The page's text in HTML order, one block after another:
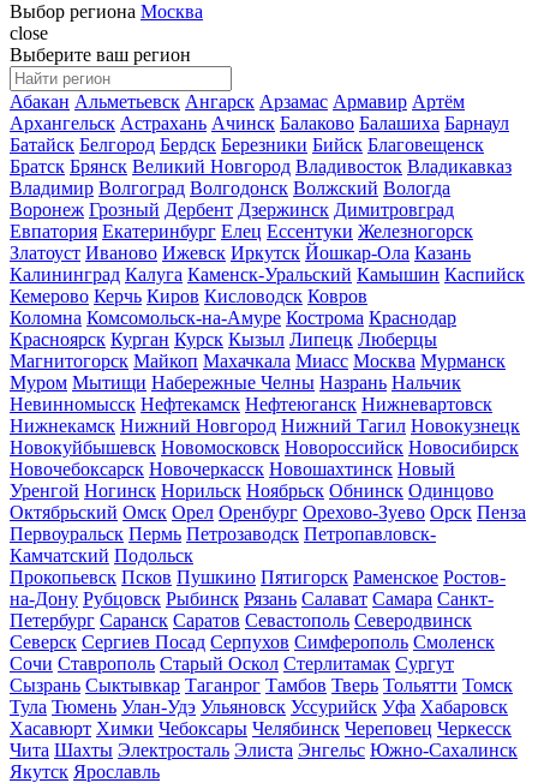
Выбор региона Москва
close
Выберите ваш регион
Абакан Альметьевск Ангарск Арзамас Армавир Артём
Архангельск Астрахань Ачинск Балаково Балашиха Барнаул
Батайск Белгород Бердск Березники Бийск Благовещенск
Братск Брянск Великий Новгород Владивосток Владикавказ
Владимир Волгоград Волгодонск Волжский Вологда
Воронеж Грозный Дербент Дзержинск Димитровград
Евпатория Екатеринбург Елец Ессентуки Железногорск
Златоуст Иваново Ижевск Иркутск Йошкар-Ола Казань
Калининград Калуга Каменск-Уральский Камышин Каспийск
Кемерово Керчь Киров Кисловодск Ковров
Коломна Комсомольск-на-Амуре Кострома Краснодар
Красноярск Курган Курск Кызыл Липецк Люберцы
Магнитогорск Майкоп Махачкала Миасс Москва Мурманск
Муром Мытищи Набережные Челны Назрань Нальчик
Невинномысск Нефтекамск Нефтеюганск Нижневартовск
Нижнекамск Нижний Новгород Нижний Тагил Новокузнецк
Новокуйбышевск Новомосковск Новороссийск Новосибирск
Новочебоксарск Новочеркасск Новошахтинск Новый
Уренгой Ногинск Норильск Ноябрьск Обнинск Одинцово
Октябрьский Омск Орел Оренбург Орехово-Зуево Орск Пенза
Первоуральск Пермь Петрозаводск Петропавловск-
Камчатский Подольск
Прокопьевск Псков Пушкино Пятигорск Раменское Ростов-
на-Дону Рубцовск Рыбинск Рязань Салават Самара Санкт-
Петербург Саранск Саратов Севастополь Северодвинск
Северск Сергиев Посад Серпухов Симферополь Смоленск
Сочи Ставрополь Старый Оскол Стерлитамак Сургут
Сызрань Сыктывкар Таганрог Тамбов Тверь Тольятти Томск
Тула Тюмень Улан-Удэ Ульяновск Уссурийск Уфа Хабаровск
Хасавюрт Химки Чебоксары Челябинск Череповец Черкесск
Чита Шахты Электросталь Элиста Энгельс Южно-Сахалинск
Якутск Ярославль